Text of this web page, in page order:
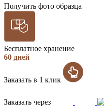
Получить фото образца
Бесплатное хранение
60 дней
Заказать в 1 клик
Заказать через